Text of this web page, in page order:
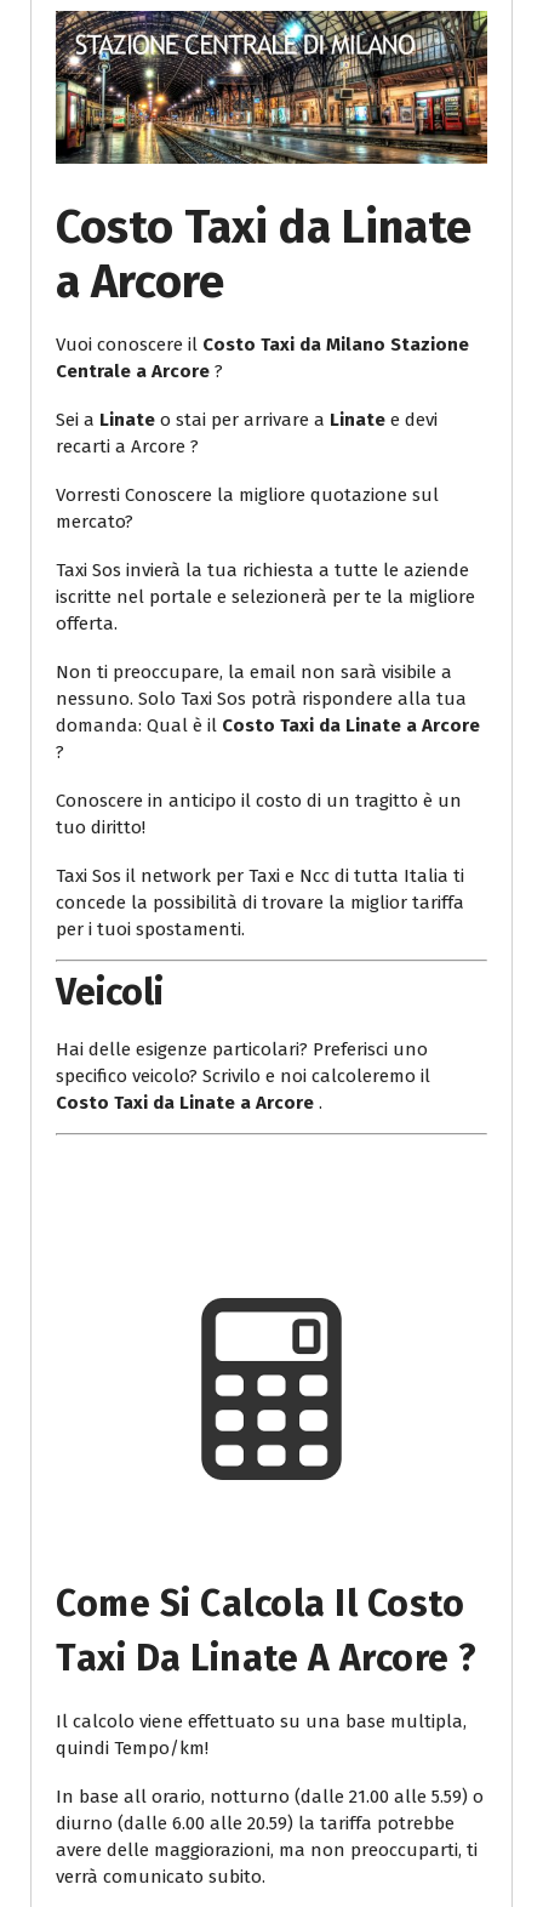
Costo Taxi da Linate
a Arcore
Vuoi conoscere il Costo Taxi da Milano Stazione
Centrale a Arcore ?
Sei a Linate o stai per arrivare a Linate e devi
recarti a Arcore ?
Vorresti Conoscere la migliore quotazione sul
mercato?
Taxi Sos invierà la tua richiesta a tutte le aziende
iscritte nel portale e selezionerà per te la migliore
offerta.
Non ti preoccupare, la email non sarà visibile a
nessuno. Solo Taxi Sos potrà rispondere alla tua
domanda: Qual è il Costo Taxi da Linate a Arcore
?
Conoscere in anticipo il costo di un tragitto è un
tuo diritto!
Taxi Sos il network per Taxi e Ncc di tutta Italia ti
concede la possibilità di trovare la miglior tariffa
per i tuoi spostamenti.
Veicoli
Hai delle esigenze particolari? Preferisci uno
specifico veicolo? Scrivilo e noi calcoleremo il
Costo Taxi da Linate a Arcore .
Come Si Calcola Il Costo
Taxi Da Linate A Arcore ?
Il calcolo viene effettuato su una base multipla,
quindi Tempo/km!
In base all orario, notturno (dalle 21.00 alle 5.59) o
diurno (dalle 6.00 alle 20.59) la tariffa potrebbe
avere delle maggiorazioni, ma non preoccuparti, ti
verrà comunicato subito.